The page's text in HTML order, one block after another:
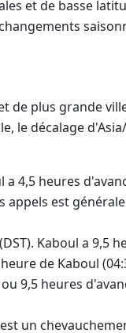
et de basse
de plus grande
le décalage
4,5 heures
est
Kaboul a 9,5
de Kaboul
9,5 heures
un